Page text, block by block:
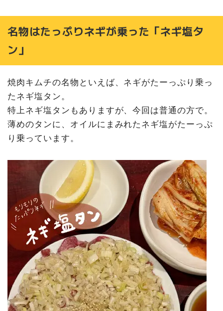
名物はたっぷりネギが乗った「ネギ塩タ
ン」
焼肉キムチの名物といえば、ネギがたーっぷり乗っ
たネギ塩タン。
特上ネギ塩タンもありますが、今回は普通の方で。
薄めのタンに、オイルにまみれたネギ塩がたーっぷ
り乗っています。